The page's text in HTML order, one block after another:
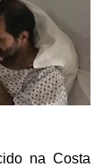
na Costa